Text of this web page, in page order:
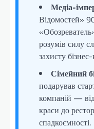
Медіа-
Відомостей»
розумів силу
захисту
Сімейний
подарував
компаній —
краси до
спадкоємності.